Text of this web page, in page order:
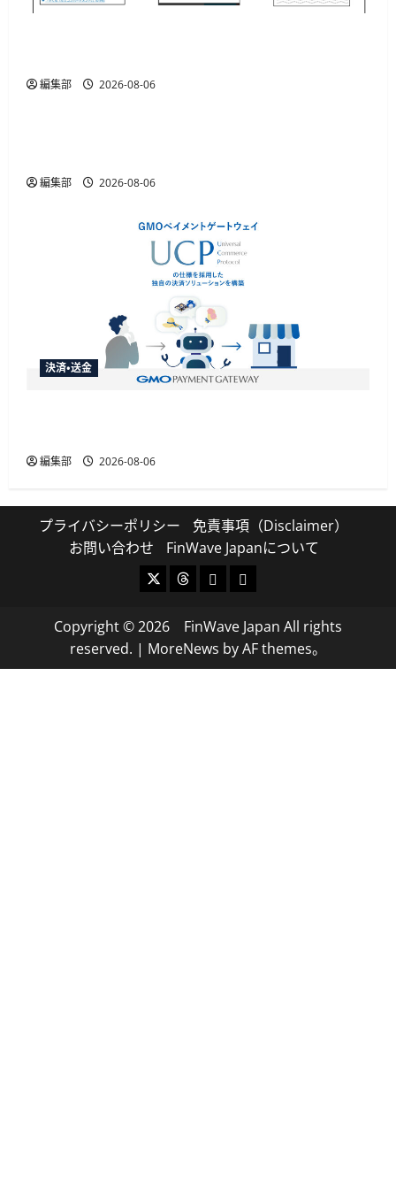
編集部 2026-08-06
ID・規制
編集部 2026-08-06
決済・送金
編集部 2026-08-06
プライバシーポリシー
免責事項（Disclaimer）
お問い合わせ
FinWave Japanについて
X ThreadsBlueskyMastodon
Copyright © 2026 FinWave Japan All rights
reserved. | MoreNews by AF themes。